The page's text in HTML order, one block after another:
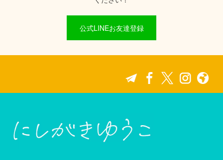
公式LINEお友達登録